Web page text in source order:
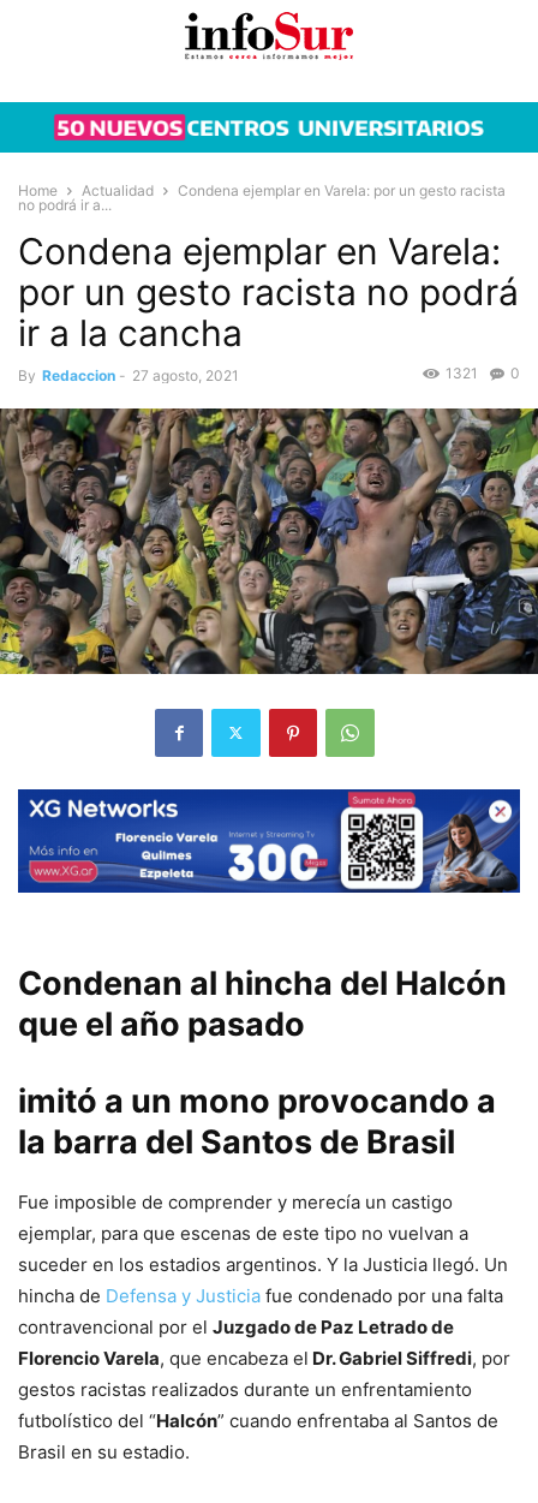
Home Actualidad
Condena ejemplar en Varela: por un gesto racista
no podrá ir a...
Condena ejemplar en Varela:
por un gesto racista no podrá
ir a la cancha
By Redaccion - 27 agosto, 2021 0
1321
Condenan al hincha del Halcón
que el año pasado
imitó a un mono provocando a
la barra del Santos de Brasil
Fue imposible de comprender y merecía un castigo
ejemplar, para que escenas de este tipo no vuelvan a
suceder en los estadios argentinos. Y la Justicia llegó. Un
hincha de Defensa y Justicia fue condenado por una falta
contravencional por el Juzgado de Paz Letrado de
Florencio Varela, que encabeza el Dr. Gabriel Siffredi, por
gestos racistas realizados durante un enfrentamiento
futbolístico del “Halcón” cuando enfrentaba al Santos de
Brasil en su estadio.